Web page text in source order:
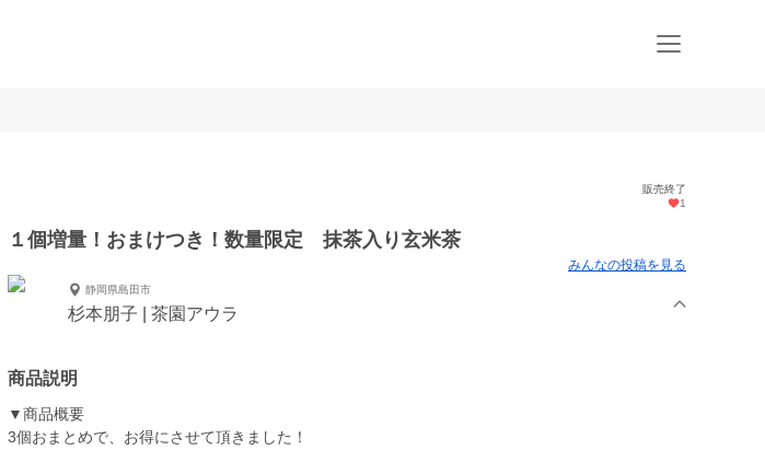
販売終了
1
１個増量！おまけつき！数量限定 抹茶入り玄米茶
みんなの投稿を見る
静岡県島田市
杉本朋子 | 茶園アウラ
商品説明
▼商品概要
3個おまとめで、お得にさせて頂きました！